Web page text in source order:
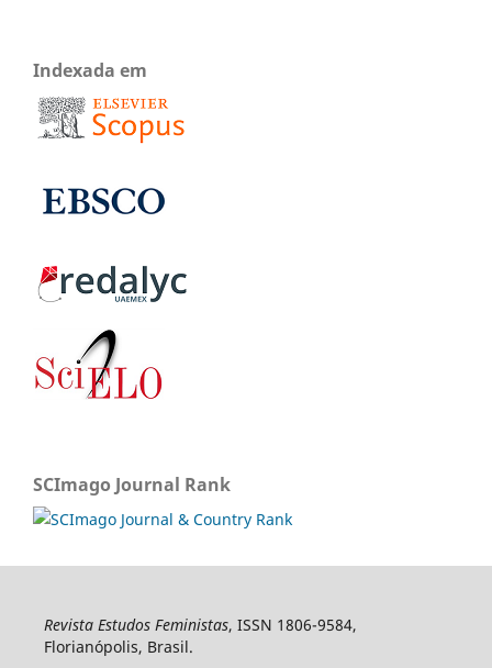
Indexada em
SCImago Journal Rank
Revista Estudos Feministas, ISSN 1806-9584,
Florianópolis, Brasil.